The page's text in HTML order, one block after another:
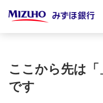
ここから先は「
です